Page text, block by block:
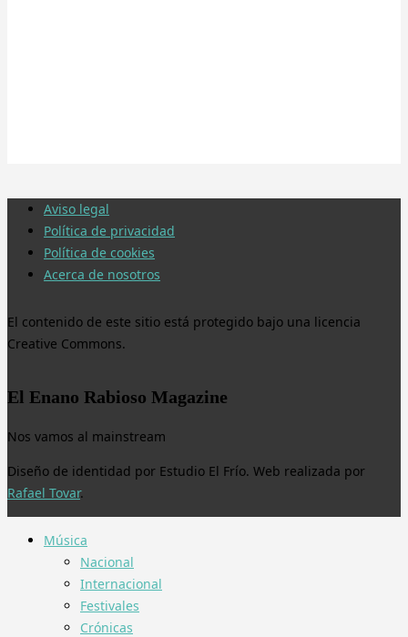
Aviso legal
Política de privacidad
Política de cookies
Acerca de nosotros
El contenido de este sitio está protegido bajo una licencia
Creative Commons.
El Enano Rabioso Magazine
Nos vamos al mainstream
Diseño de identidad por Estudio El Frío. Web realizada por
Rafael Tovar.
Música
Nacional
Internacional
Festivales
Crónicas